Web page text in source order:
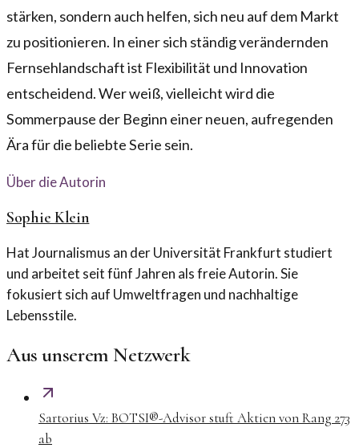
stärken, sondern auch helfen, sich neu auf dem Markt
zu positionieren. In einer sich ständig verändernden
Fernsehlandschaft ist Flexibilität und Innovation
entscheidend. Wer weiß, vielleicht wird die
Sommerpause der Beginn einer neuen, aufregenden
Ära für die beliebte Serie sein.
Über die Autorin
Sophie Klein
Hat Journalismus an der Universität Frankfurt studiert
und arbeitet seit fünf Jahren als freie Autorin. Sie
fokusiert sich auf Umweltfragen und nachhaltige
Lebensstile.
Aus unserem Netzwerk
Sartorius Vz: BOTSI®-Advisor stuft Aktien von Rang 273
ab